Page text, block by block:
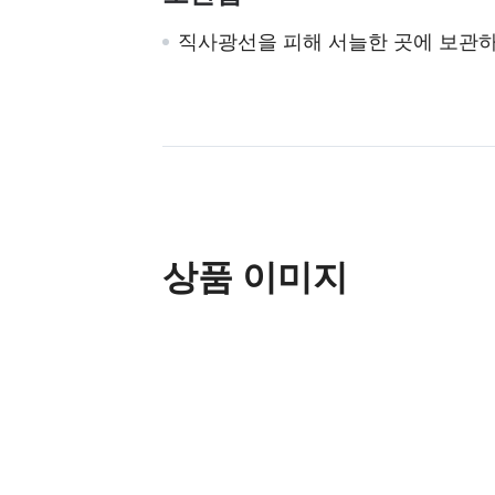
직사광선을 피해 서늘한 곳에 보관
상품 이미지